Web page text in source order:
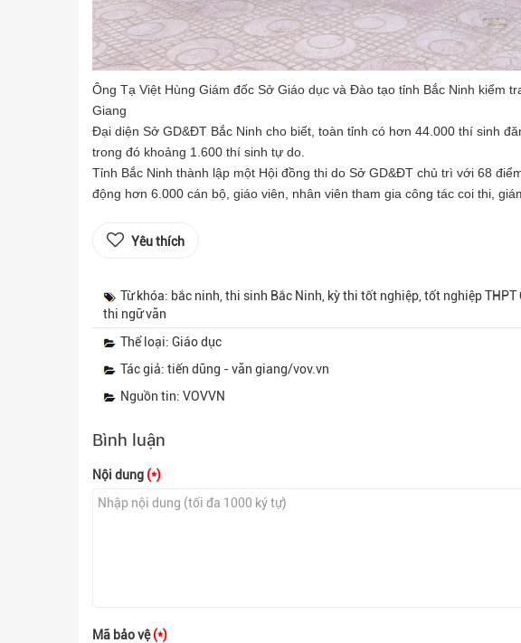
Ông Tạ Việt Hùng Giám đốc Sở Giáo dục và Đào tạo tỉnh Bắc Ninh kiểm
Giang
Đại diện Sở GD&ĐT Bắc Ninh cho biết, toàn tỉnh có hơn 44.000 thí sinh
trong đó khoảng 1.600 thí sinh tự do.
Tỉnh Bắc Ninh thành lập một Hội đồng thi do Sở GD&ĐT chủ trì với 68
động hơn 6.000 cán bộ, giáo viên, nhân viên tham gia công tác coi thi,
Yêu thích
Từ khóa: bắc ninh, thi sinh Bắc Ninh, kỳ thi tốt nghiệp, tốt nghiệp
thi ngữ văn
Thể loại: Giáo dục
Tác giả: tiến dũng - văn giang/vov.vn
Nguồn tin: VOVVN
Bình luận
Nội dung (*)
Mã bảo vệ(*)